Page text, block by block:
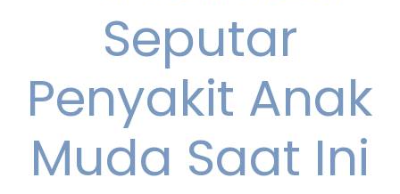
Seputar
Penyakit Anak
Muda Saat Ini